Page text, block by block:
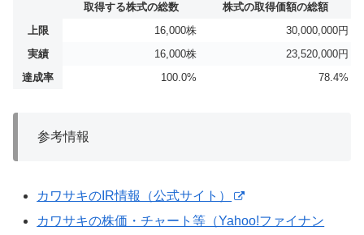
取得する株式の総数
株式の取得価額の総額
上限
16,000株
30,000,000円
実績
16,000株
23,520,000円
達成率
100.0% 78.4%
参考情報
カワサキのIR情報（公式サイト）
カワサキの株価・チャート等（Yahoo!ファイナン